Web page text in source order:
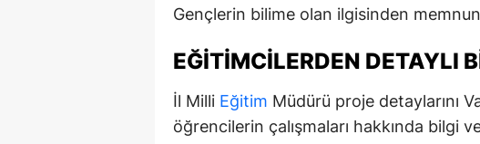
Hakkari
Gençlerin bilime olan ilgisinden
EĞITIMCILERDEN DETAYLI
İl Milli Eğitim Müdürü proje detaylarını
öğrencilerin çalışmaları hakkında bilgi